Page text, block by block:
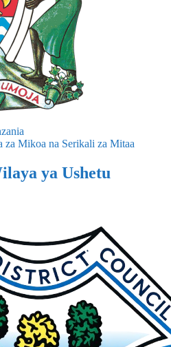
Mikoa na Serikali za Mitaa
ya Ushetu